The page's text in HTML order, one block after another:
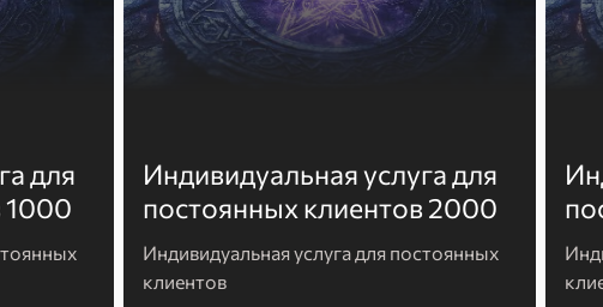
для
1000
Индивидуальная услуга для
постоянных клиентов 2000
Индивидуальная услуга для постоянных
клиентов